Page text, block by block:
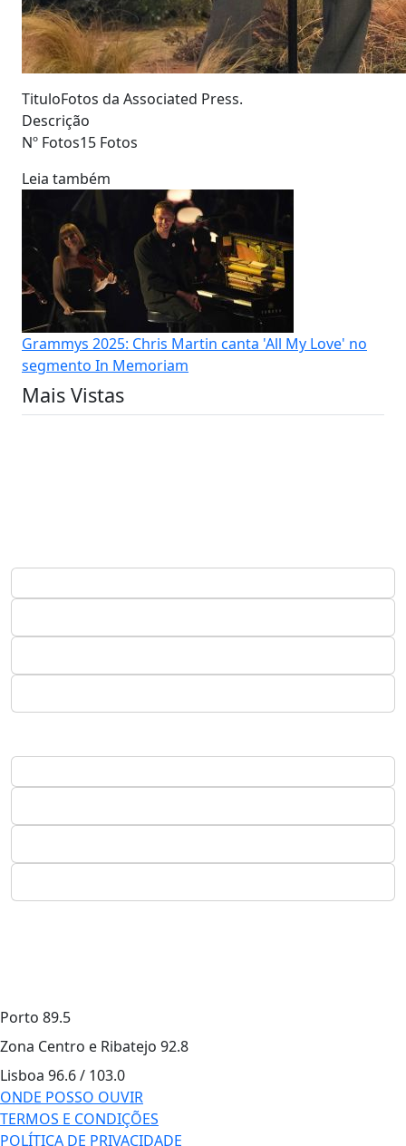
TituloFotos da Associated Press.
Descrição
Nº Fotos15 Fotos
Leia também
Grammys 2025: Chris Martin canta 'All My Love' no
segmento In Memoriam
Mais Vistas
Porto 89.5
Zona Centro e Ribatejo 92.8
Lisboa 96.6 / 103.0
ONDE POSSO OUVIR
TERMOS E CONDIÇÕES
POLÍTICA DE PRIVACIDADE